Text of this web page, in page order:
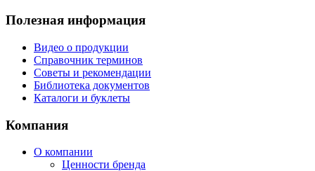
Полезная информация
Видео о продукции
Справочник терминов
Советы и рекомендации
Библиотека документов
Каталоги и буклеты
Компания
О компании
Ценности бренда